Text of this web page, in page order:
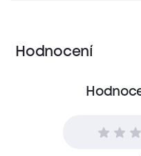
Hodnocení